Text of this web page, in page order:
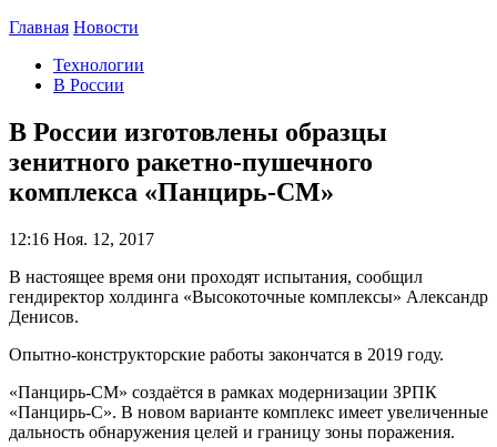
Главная Новости
Технологии
В России
В России изготовлены образцы
зенитного ракетно-пушечного
комплекса «Панцирь-СМ»
12:16 Ноя. 12, 2017
В настоящее время они проходят испытания, сообщил
гендиректор холдинга «Высокоточные комплексы» Александр
Денисов.
Опытно-конструкторские работы закончатся в 2019 году.
«Панцирь-СМ» создаётся в рамках модернизации ЗРПК
«Панцирь-С». В новом варианте комплекс имеет увеличенные
дальность обнаружения целей и границу зоны поражения.